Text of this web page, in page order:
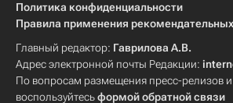
Политика конфиденциальности
Правила применения
Главный редактор: Гаврилова А.В.
Адрес электронной почты Редакции:
По вопросам размещения пресс-релизов
воспользуйтесьформой обратной связи